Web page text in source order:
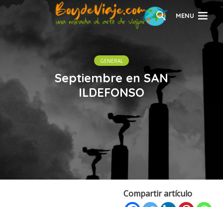
MENU
GENERAL
Septiembre en SAN
ILDEFONSO
Compartir artículo